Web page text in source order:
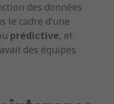
des données
le cadre d’une
prédictive, et
des équipes